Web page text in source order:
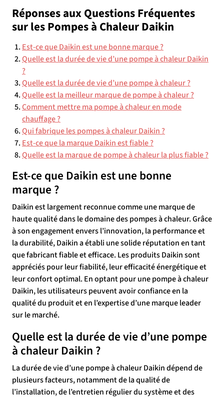
Réponses aux Questions Fréquentes
sur les Pompes à Chaleur Daikin
Est-ce que Daikin est une bonne marque ?
Quelle est la durée de vie d’une pompe à chaleur Daikin
?
Quelle est la durée de vie d’une pompe à chaleur ?
Quelle est la meilleur marque de pompe à chaleur ?
Comment mettre ma pompe à chaleur en mode
chauffage ?
Qui fabrique les pompes à chaleur Daikin ?
Est-ce que la marque Daikin est fiable ?
Quelle est la marque de pompe à chaleur la plus fiable ?
Est-ce que Daikin est une bonne
marque ?
Daikin est largement reconnue comme une marque de
haute qualité dans le domaine des pompes à chaleur. Grâce
à son engagement envers l’innovation, la performance et
la durabilité, Daikin a établi une solide réputation en tant
que fabricant fiable et efficace. Les produits Daikin sont
appréciés pour leur fiabilité, leur efficacité énergétique et
leur confort optimal. En optant pour une pompe à chaleur
Daikin, les utilisateurs peuvent avoir confiance en la
qualité du produit et en l’expertise d’une marque leader
sur le marché.
Quelle est la durée de vie d’une pompe
à chaleur Daikin ?
La durée de vie d’une pompe à chaleur Daikin dépend de
plusieurs facteurs, notamment de la qualité de
l’installation, de l’entretien régulier du système et des